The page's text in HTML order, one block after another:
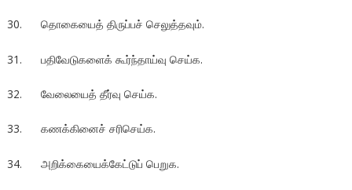
30. தொகையைத் திருப்பச் செலுத்தவும்.
31. பதிவேடுகளைக் கூர்ந்தாய்வு செய்க.
32. வேலையைத் தீர்வு செய்க.
33. கணக்கினைச் சரிசெய்க.
34. அறிக்கையைக்கேட்டுப் பெறுக.